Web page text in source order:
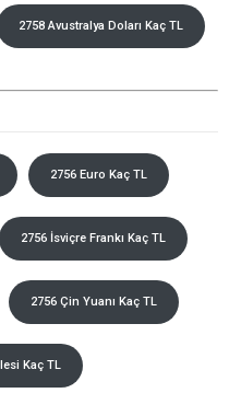
2758 Avustralya Doları Kaç TL
2756 Euro Kaç TL
2756 İsviçre Frankı Kaç TL
2756 Çin Yuanı Kaç TL
Kaç TL